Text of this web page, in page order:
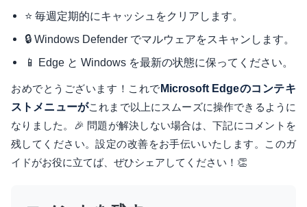
⭐ 毎週定期的にキャッシュをクリアします。
🔒 Windows Defender でマルウェアをスキャンします。
📱 Edge と Windows を最新の状態に保ってください。
おめでとうございます！これで Microsoft Edgeのコンテキ
ストメニューがこれまで以上にスムーズに操作できるように
なりました。🎉 問題が解決しない場合は、下記にコメントを
残してください。設定の改善をお手伝いいたします。このガ
イドがお役に立てば、ぜひシェアしてください！👏